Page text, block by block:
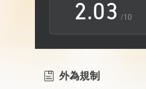
2
3
4
.0
1
2
3
4
/10
外為規制